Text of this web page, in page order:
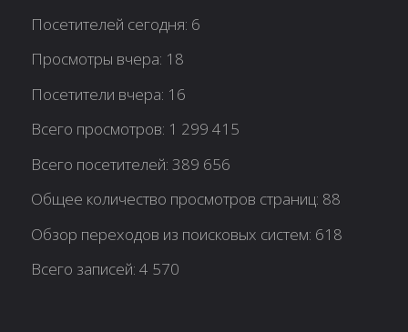
Посетителей сегодня: 6
Просмотры вчера: 18
Посетители вчера: 16
Всего просмотров: 1 299 415
Всего посетителей:389 656
Общее количество просмотров страниц: 88
Обзор переходов из поисковых систем: 618
Всего записей:4 570